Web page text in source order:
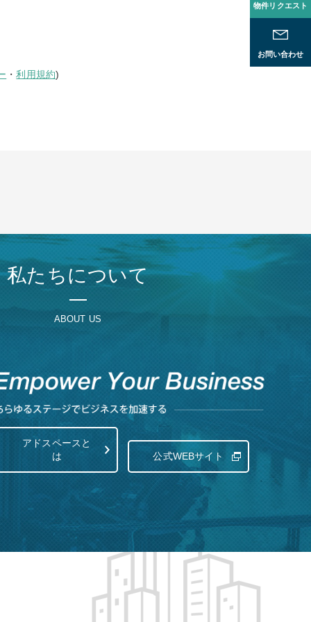
・利用規約)
物件リクエスト
お問い合わせ
私たちについて
ABOUT US
アドスペースと
は
公式WEBサイト